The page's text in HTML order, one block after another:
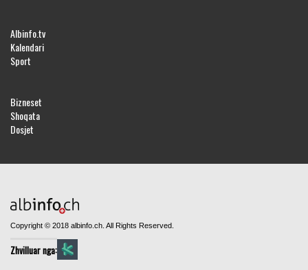
Albinfo.tv
Kalendari
Sport
Bizneset
Shoqata
Dosjet
Copyright © 2018 albinfo.ch. All Rights Reserved.
Zhvilluar nga: